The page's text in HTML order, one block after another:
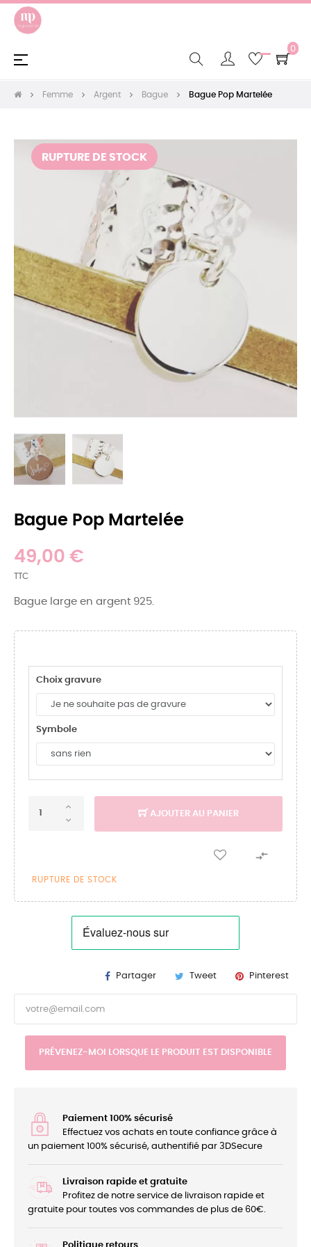
0
Basculer
☰
Femme Argent Bague Bague Pop Martelée
RUPTURE DE STOCK
Bague Pop Martelée
49,00 €
TTC
Bague large en argent 925.
Choix gravure
Symbole
AJOUTER AU PANIER

RUPTURE DE STOCK
Partager Tweet Pinterest
PRÉVENEZ-MOI LORSQUE LE PRODUIT EST DISPONIBLE
Paiement 100% sécurisé
Effectuez vos achats en toute confiance grâce à
un paiement 100% sécurisé, authentifié par 3DSecure
Livraison rapide et gratuite
Profitez de notre service de livraison rapide et
gratuite pour toutes vos commandes de plus de 60€.